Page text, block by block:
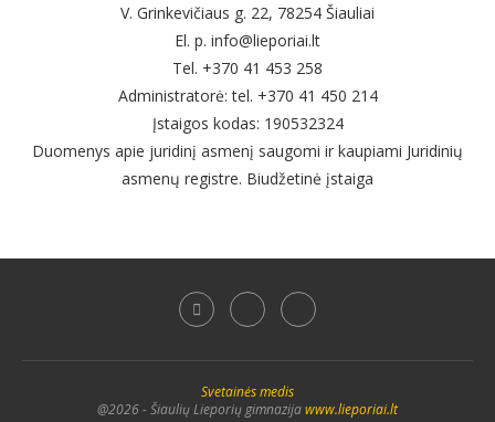
V. Grinkevičiaus g. 22, 78254 Šiauliai
El. p. info@lieporiai.lt
Tel. +370 41 453 258
Administratorė: tel. +370 41 450 214
Įstaigos kodas: 190532324
Duomenys apie juridinį asmenį saugomi ir kaupiami Juridinių
asmenų registre. Biudžetinė įstaiga
Svetainės medis
@2026 - Šiaulių Lieporių gimnazijawww.lieporiai.lt